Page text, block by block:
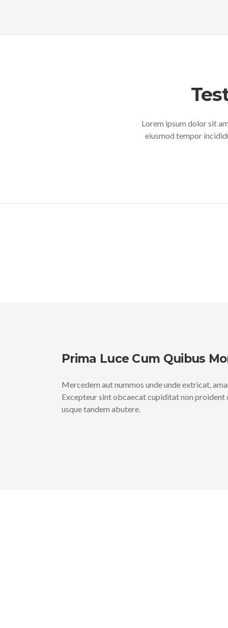
Lorem ipsum dolor sit
eiusmod tempor
Prima Luce Cum Quibus
Mercedem aut nummos unde unde extricat,
Excepteur sint obcaecat cupiditat non proident
usque tandem abutere.